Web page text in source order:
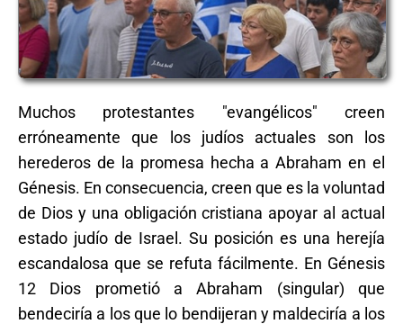
Muchos protestantes "evangélicos" creen
erróneamente que los judíos actuales son los
herederos de la promesa hecha a Abraham en el
Génesis. En consecuencia, creen que es la voluntad
de Dios y una obligación cristiana apoyar al actual
estado judío de Israel. Su posición es una herejía
escandalosa que se refuta fácilmente. En Génesis
12 Dios prometió a Abraham (singular) que
bendeciría a los que lo bendijeran y maldeciría a los